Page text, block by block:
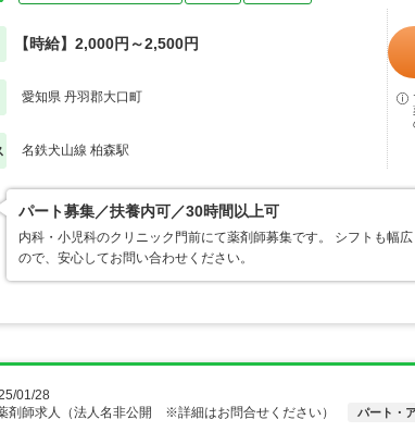
【時給】2,000円～2,500円
愛知県 丹羽郡大口町
名鉄犬山線 柏森駅
パート募集／扶養内可／30時間以上可
内科・小児科のクリニック門前にて薬剤師募集です。 シフトも幅
ので、安心してお問い合わせください。
01/28
剤師求人（法人名非公開 ※詳細はお問合せください）
パート・